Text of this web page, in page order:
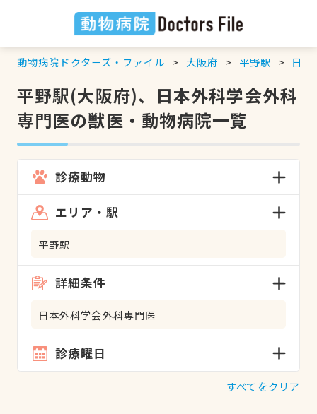
動物病院ドクターズ・ファイル 大阪府 平野駅 日本
平野駅(大阪府)、日本外科学会外科
専門医の獣医・動物病院一覧
診療動物
エリア・駅
平野駅
詳細条件
日本外科学会外科専門医
診療曜日
すべてをクリア